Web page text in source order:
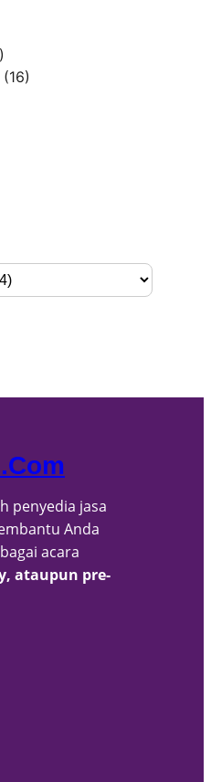
(16)
penyedia jasa
Anda
acara
ataupun pre-